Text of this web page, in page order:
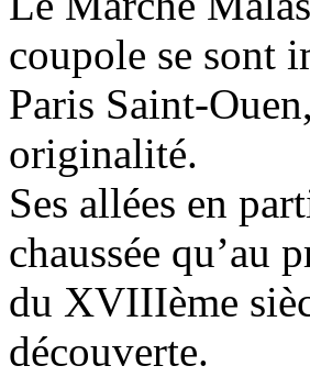
coupole se sont
Paris Saint-
originalité.
Ses allées en
chaussée qu’au
du XVIIIème
découverte.